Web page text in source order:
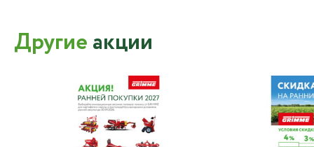
Другиеакции